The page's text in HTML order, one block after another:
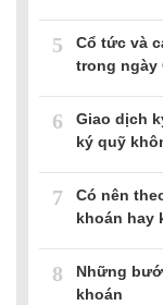
5
Cổ tức và
trong ngày
6
Giao dịch
ký quỹ
7
Có nên
khoán hay
8
Những
khoán